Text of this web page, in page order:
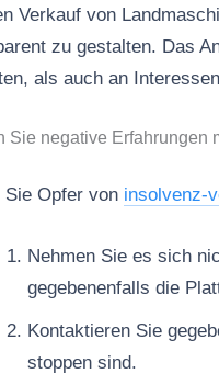
Verkauf von
zu gestalten. Das
als auch an
Sie negative Erfahrungen
Sie Opfer von insolvenz-
Nehmen Sie es sich
gegebenenfalls die
Kontaktieren Sie
stoppen sind.